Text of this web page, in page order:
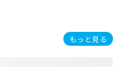
もっと見る